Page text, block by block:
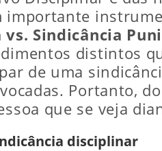
Sindicância
distintos
de uma
Portanto,
que se veja
disciplinar